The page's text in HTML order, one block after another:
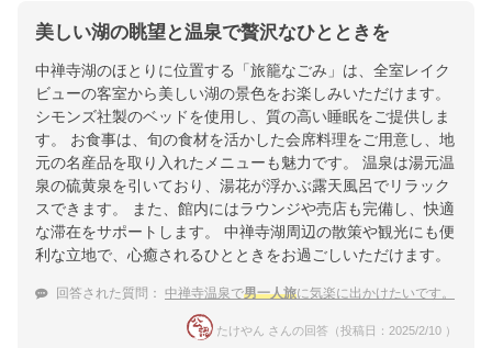
美しい湖の眺望と温泉で贅沢なひとときを
中禅寺湖のほとりに位置する「旅籠なごみ」は、全室レイク
ビューの客室から美しい湖の景色をお楽しみいただけます。
シモンズ社製のベッドを使用し、質の高い睡眠をご提供しま
す。 お食事は、旬の食材を活かした会席料理をご用意し、地
元の名産品を取り入れたメニューも魅力です。 温泉は湯元温
泉の硫黄泉を引いており、湯花が浮かぶ露天風呂でリラック
スできます。 また、館内にはラウンジや売店も完備し、快適
な滞在をサポートします。 中禅寺湖周辺の散策や観光にも便
利な立地で、心癒されるひとときをお過ごしいただけます。
回答された質問： 中禅寺温泉で男一人旅に気楽に出かけたいです。
たけやん さんの回答（投稿日：2025/2/10 ）